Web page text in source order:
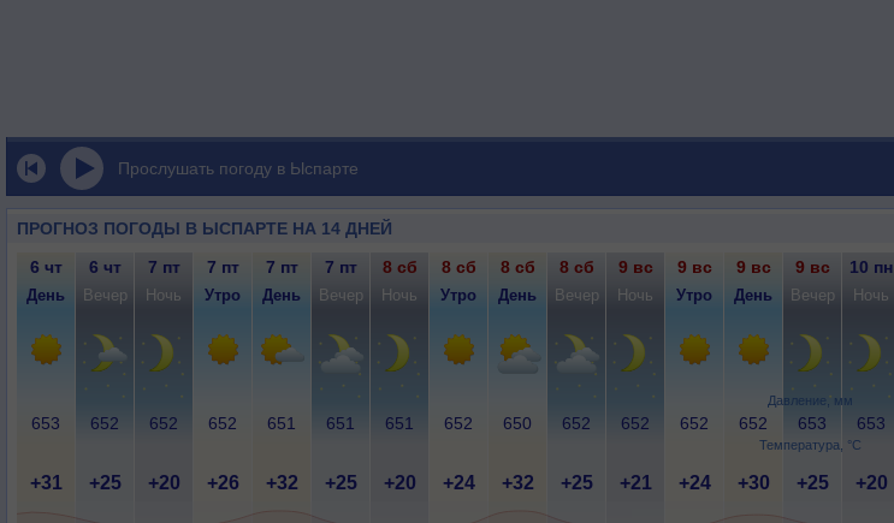
Прослушать погоду в Ыспарте
ПРОГНОЗ ПОГОДЫ В ЫСПАРТЕ НА 14 ДНЕЙ
Давление, мм
Температура, °C
6 чт 6 чт 7 пт 7 пт 7 пт 7 пт 8 сб 8 сб 8 сб 8 сб 9 вс 9 вс 9 вс 9 вс 10 пн
День Вечер Ночь Утро День Вечер Ночь Утро День Вечер Ночь Утро День Вечер Ночь
653 652 652 652 651 651 651 652 650 652 652 652 652 653 653
+31 +25 +20 +26 +32 +25 +20 +24 +32 +25 +21 +24 +30 +25 +20